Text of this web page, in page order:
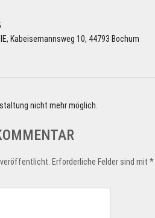
Kabeisemannsweg 10, 44793 Bochum
nicht mehr möglich.
veröffentlicht. Erforderliche Felder sind mit *